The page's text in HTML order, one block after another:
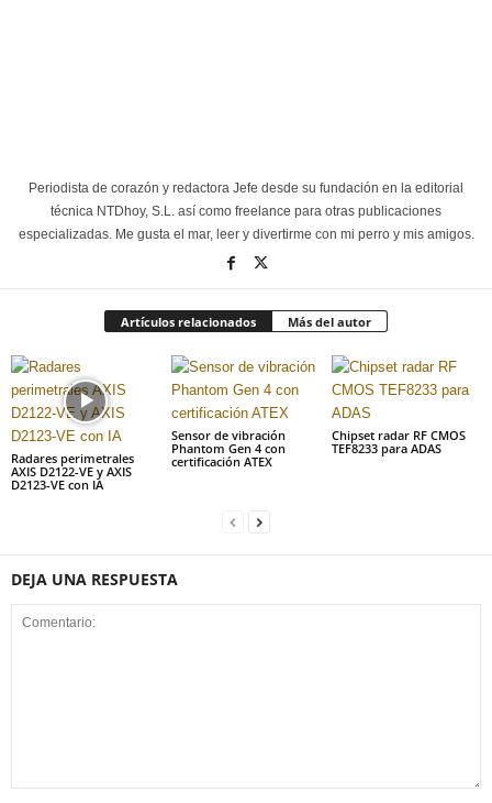
Periodista de corazón y redactora Jefe desde su fundación en la editorial
técnica NTDhoy, S.L. así como freelance para otras publicaciones
especializadas. Me gusta el mar, leer y divertirme con mi perro y mis amigos.
Artículos relacionados Más del autor
Radares perimetrales
AXIS D2122-VE y AXIS
D2123-VE con IA
Sensor de vibración
Phantom Gen 4 con
certificación ATEX
Chipset radar RF CMOS
TEF8233 para ADAS
DEJA UNA RESPUESTA